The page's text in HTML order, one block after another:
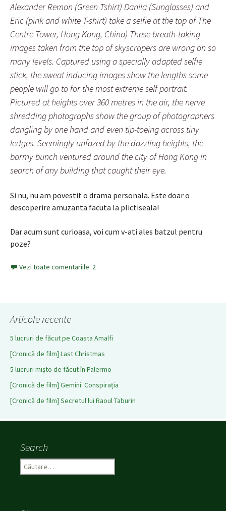
Alexander Remon (Green Tshirt) Danila (Sunglasses) and
Eric (pink and white T-shirt) take a selfie at the top of The
Centre Tower, Hong Kong, China) These breath-taking
images taken from the top of skyscrapers are wrong on so
many levels. Captured using a specially adapted selfie
stick, the sweat inducing images show the lengths some
people will go to for the most extreme self portrait.
Pictured at heights over 360 metres in the air, the nerve
shredding photographs show the group of photographers
dangling by one hand and even tip-toeing across tiny
ledges. Seemingly unfazed by the dazzling heights, the
barmy bunch ventured around the city of Hong Kong in
search of any building that caught their eye.
Si nu, nu am povestit o drama personala. Este doar o
descoperire amuzanta facuta la plictiseala!
Dar acum sunt curioasa, voi cum v-ati ales batzul pentru
poze?
Vezi toate comentariile: 2
Articole recente
5 lucruri de făcut pe Coasta Amalfi
[Cronică de film] Last Christmas
5 lucruri mișto de făcut în Palermo
[Cronică de film] Gemini: Conspirația
[Cronică de film] Secretul lui Raoul Taburin
Search
a